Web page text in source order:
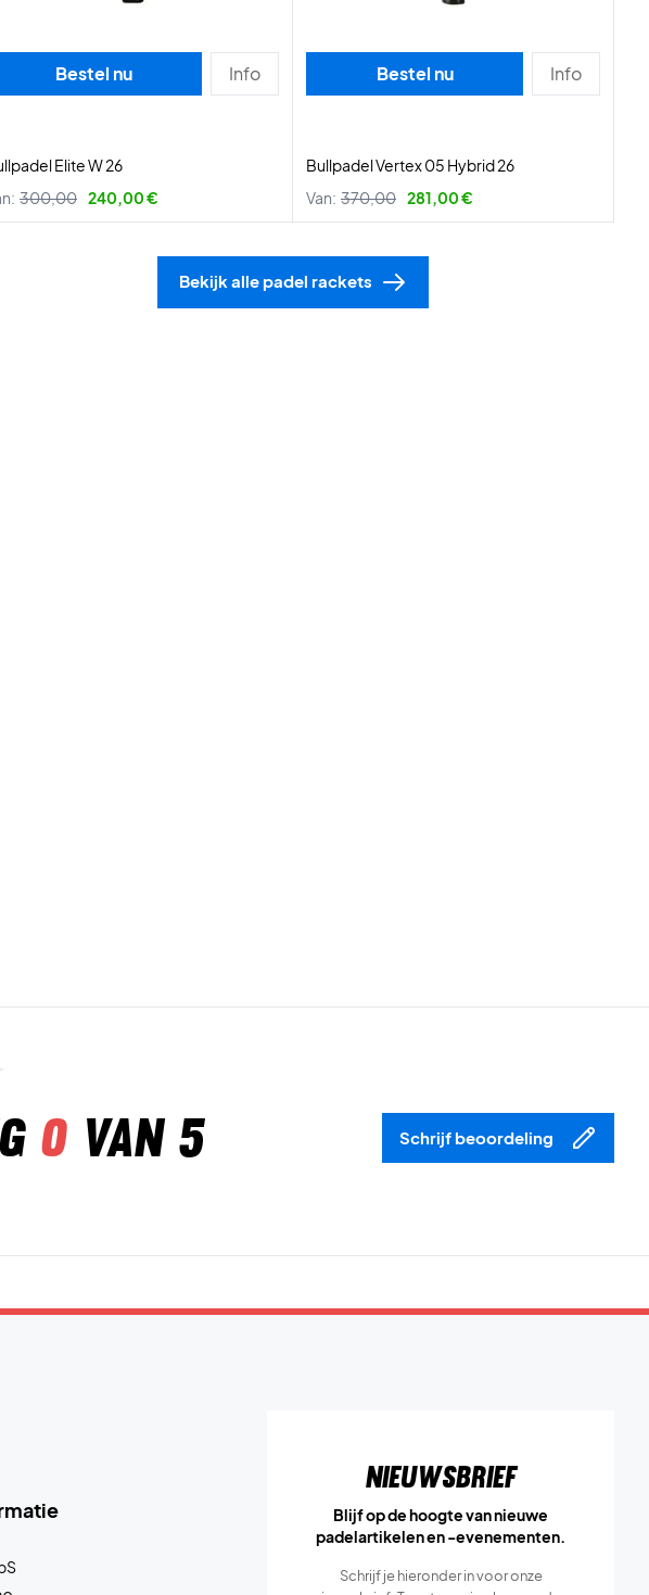
Bestel nu Info
Elite W 26
300,00 240,00 €
Bestel nu Info
Bullpadel Vertex 05 Hybrid 26
Van: 370,00 281,00 €
Bekijk alle padel rackets
0van 5 Schrijf beoordeling
Nieuwsbrief
Blijf op de hoogte van nieuwe
padelartikelen en -evenementen.
Schrijf je hieronder in voor onze